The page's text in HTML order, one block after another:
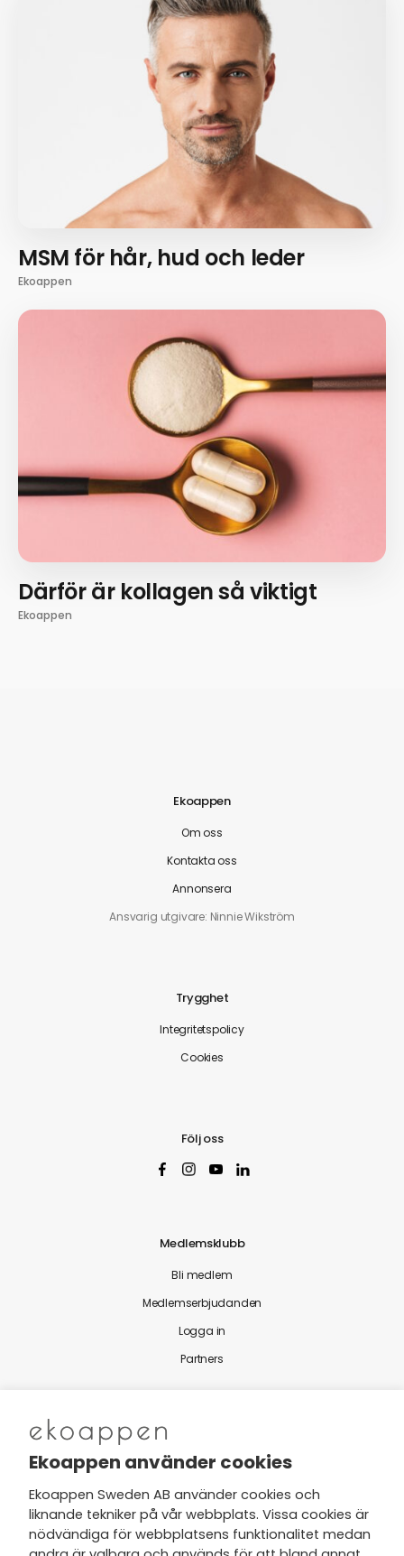
MSM för hår, hud och leder
Ekoappen
Därför är kollagen så viktigt
Ekoappen
Ekoappen
Om oss
Kontakta oss
Annonsera
Ansvarig utgivare: Ninnie Wikström
Trygghet
Integritetspolicy
Cookies
Följ oss
Medlemsklubb
Bli medlem
Medlemserbjudanden
Logga in
Partners
Nytt från Ekoappen
Jag har tagit del av Ekoappens
personuppgifts- och
Ekoappen använder cookies
Ekoappen Sweden AB använder cookies och
liknande tekniker på vår webbplats. Vissa cookies är
nödvändiga för webbplatsens funktionalitet medan